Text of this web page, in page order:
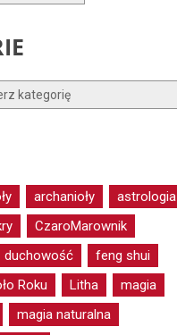
archanioły
astrologia
CzaroMarownik
duchowość
feng shui
Roku Litha
magia
magia naturalna